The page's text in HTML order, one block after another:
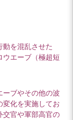
動を混乱させた
ウエーブ（極超短
ブやその他の波
変化を実施してお
交官や軍部高官の